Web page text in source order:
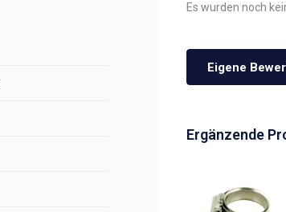
Es wurden noch
Eigene
Ergänzende